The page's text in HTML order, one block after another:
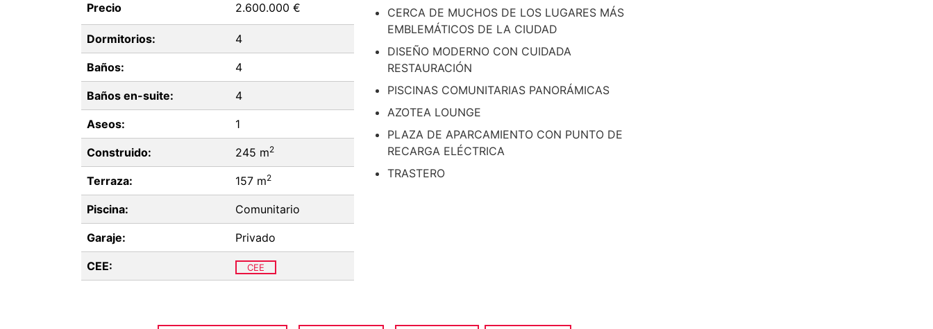
Precio 2.600.000 €
Dormitorios: 4
Baños: 4
Baños en-suite: 4
Aseos: 1
Construido: 245 m2
Terraza: 157 m2
Piscina: Comunitario
Garaje: Privado
CEE: CEE
CERCA DE MUCHOS DE LOS LUGARES MÁS
EMBLEMÁTICOS DE LA CIUDAD
DISEÑO MODERNO CON CUIDADA
RESTAURACIÓN
PISCINAS COMUNITARIAS PANORÁMICAS
AZOTEA LOUNGE
PLAZA DE APARCAMIENTO CON PUNTO DE
RECARGA ELÉCTRICA
TRASTERO